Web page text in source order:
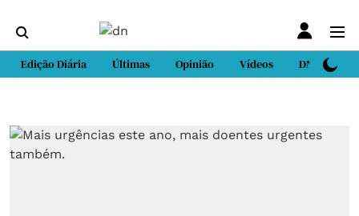
Edição Diária Últimas Opinião Vídeos DN Sport